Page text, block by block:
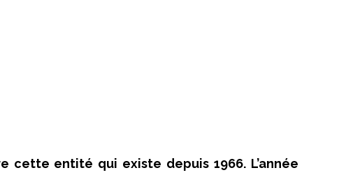
cette entité qui existe depuis 1966. L’année